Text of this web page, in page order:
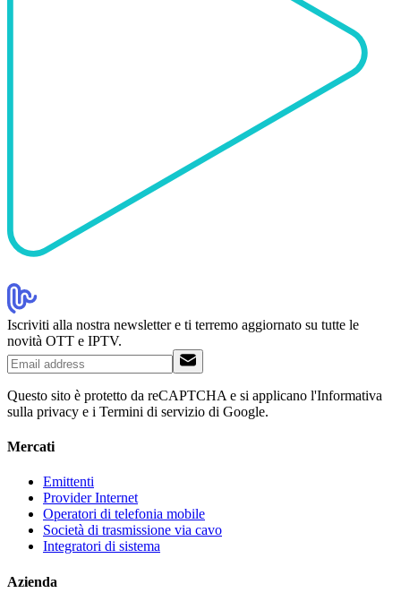
Iscriviti alla nostra newsletter e ti terremo aggiornato su tutte le
novità OTT e IPTV.
Questo sito è protetto da reCAPTCHA e si applicano l'Informativa
sulla privacy e i Termini di servizio di Google.
Mercati
Emittenti
Provider Internet
Operatori di telefonia mobile
Società di trasmissione via cavo
Integratori di sistema
Azienda